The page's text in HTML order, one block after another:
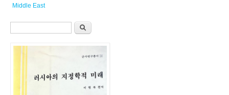
Middle East
찾기